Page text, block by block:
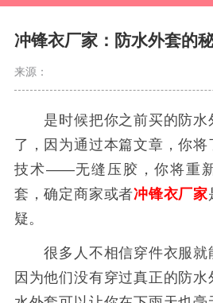
冲锋衣厂家：防水外套的
来源：
是时候把你之前买的防水
了，因为通过本篇文章，你
技术——无缝压胶，你将重
套，确定商家或者冲锋衣厂家
疑。
很多人不相信穿件衣服就
因为他们没有穿过真正的防